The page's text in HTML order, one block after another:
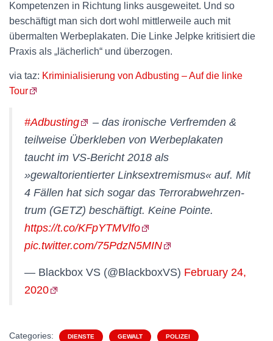
Kompetenzen in Richtung links ausgeweitet. Und so
beschäftigt man sich dort wohl mittlerweile auch mit
übermalten Werbeplakaten. Die Linke Jelpke kritisiert die
Praxis als „lächerlich“ und überzogen.
via taz: Kriminialisierung von Adbusting – Auf die linke
Tour
#Adbusting
– das ironische Verfremden &
teilweise Überkleben von Werbeplakaten
taucht im VS-Bericht 2018 als
»gewaltorientierter Linksextremismus« auf. Mit
4 Fällen hat sich sogar das Terrorabwehrzen­
trum (GETZ) beschäftigt. Keine Pointe.
https://t.co/KFpYTMVlfo
pic.twitter.com/75PdzN5MIN
— Blackbox VS (@BlackboxVS) February 24,
2020
Categories: DIENSTE GEWALT POLIZEI